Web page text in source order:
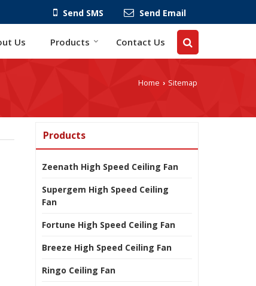
Send SMS Send Email
Us Products Contact Us
Home › Sitemap
Products
Zeenath High Speed Ceiling Fan
Supergem High Speed Ceiling
Fan
Fortune High Speed Ceiling Fan
Breeze High Speed Ceiling Fan
Ringo Ceiling Fan